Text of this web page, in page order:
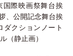
際映画祭舞台挨
、公開記念舞台挨
ダクションノート
（静止画）